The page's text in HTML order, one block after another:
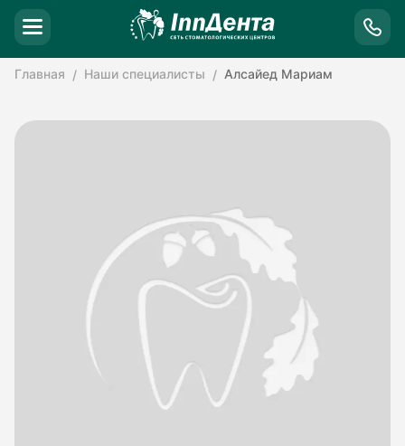
Главная Наши специалисты Алсайед Мариам